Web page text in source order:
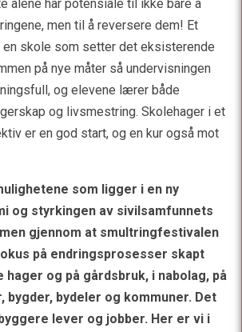
alene har potensiale til ikke bare å
men til å reversere dem! Et
en skole som setter det eksisterende
på nye måter så undervisningen
og elevene lærer både
og livsmestring. Skolehager i et
er en god start, og en kur også mot
som ligger i en ny
og styrkingen av sivilsamfunnets
gjennom at smultringfestivalen
på endringsprosesser skapt
hager og på gårdsbruk, i nabolag, på
bygder, bydeler og kommuner. Det
lever og jobber. Her er vi i